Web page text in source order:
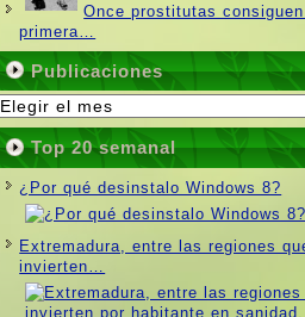
Once prostitutas
primera…
Publicaciones
Publicaciones
Top 20 semanal
¿Por qué desinstalo Windows 8?
Extremadura, entre las regiones
invierten…